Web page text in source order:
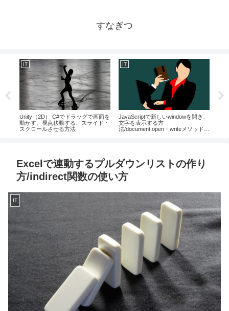
すなぎつ
IT
Unity（2D） C#でドラッグで画面を
動かす、視点移動する、スライド・
スクロールさせる方法
IT
JavaScriptで新しいwindowを開き、
文字を表示する方
法/document.open・writeメソッドの
Excelで連動するプルダウンリストの作り
方/indirect関数の使い方
IT